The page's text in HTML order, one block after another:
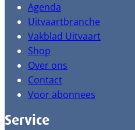
Agenda
Uitvaartbranche
Vakblad Uitvaart
Shop
Over ons
Contact
Voor abonnees
Service